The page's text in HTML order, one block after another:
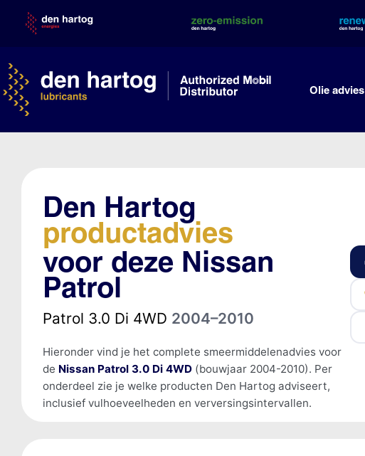
content
Olie advies
Den Hartog
productadvies
voor deze Nissan
Patrol
Patrol 3.0 Di 4WD 2004–2010
Hieronder vind je het complete smeermiddelenadvies voor
de Nissan Patrol 3.0 Di 4WD(bouwjaar 2004-2010). Per
onderdeel zie je welke producten Den Hartog adviseert,
inclusief vulhoeveelheden en verversingsintervallen.